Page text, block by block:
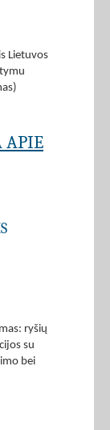
Lietuvos
APIE
ryšių
su
bei